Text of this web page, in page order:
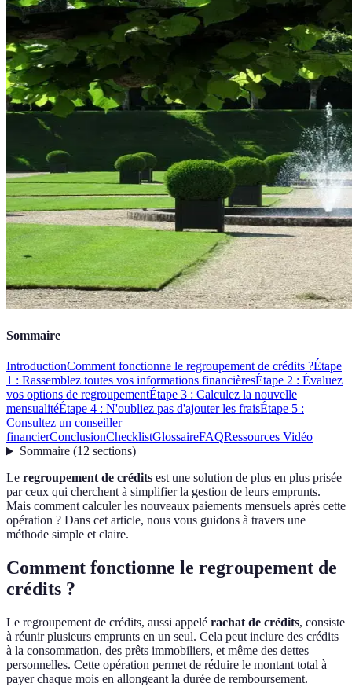
Sommaire
IntroductionComment fonctionne le regroupement de crédits ?Étape
1 : Rassemblez toutes vos informations financièresÉtape 2 : Évaluez
vos options de regroupementÉtape 3 : Calculez la nouvelle
mensualitéÉtape 4 : N'oubliez pas d'ajouter les fraisÉtape 5 :
Consultez un conseiller
financierConclusionChecklistGlossaireFAQRessources Vidéo
Sommaire(12 sections)
Le regroupement de crédits est une solution de plus en plus prisée
par ceux qui cherchent à simplifier la gestion de leurs emprunts.
Mais comment calculer les nouveaux paiements mensuels après cette
opération ? Dans cet article, nous vous guidons à travers une
méthode simple et claire.
Comment fonctionne le regroupement de
crédits ?
Le regroupement de crédits, aussi appelé rachat de crédits, consiste
à réunir plusieurs emprunts en un seul. Cela peut inclure des crédits
à la consommation, des prêts immobiliers, et même des dettes
personnelles. Cette opération permet de réduire le montant total à
payer chaque mois en allongeant la durée de remboursement.